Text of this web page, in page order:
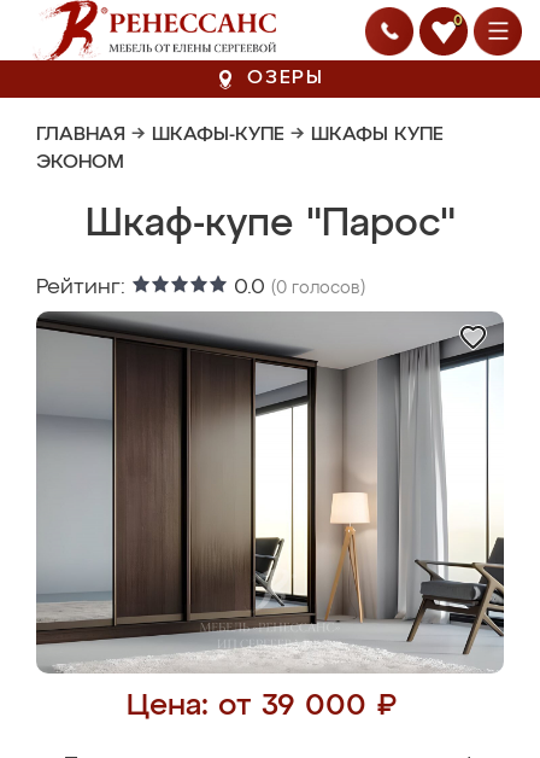
0
ОЗЕРЫ
ГЛАВНАЯ → ШКАФЫ-КУПЕ → ШКАФЫ КУПЕ
ЭКОНОМ
Шкаф-купе "Парос"
Рейтинг: 0.0 (0 голосов)
Цена: от 39 000 ₽